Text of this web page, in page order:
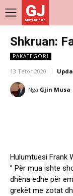
GJ
DRITARE E RE
Shkruan:
PAKATEGORI
13 Tetor 2020
Nga Gjin Musa
Hulumtuesi Frank
” Për mua ishte
dhëna edhe për
grekët me zotat